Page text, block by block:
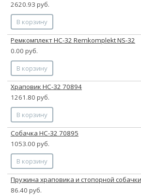
2620.93 руб.
В корзину
Ремкомплект НС-32 Remkomplekt NS-32
0.00 руб.
В корзину
Храповик НС-32 70894
1261.80 руб.
В корзину
Собачка НС-32 70895
1053.00 руб.
В корзину
Пружина храповика и стопорной
86.40 руб.